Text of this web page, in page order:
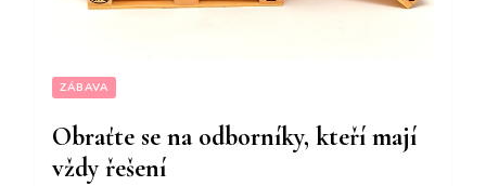
ZÁBAVA
Obraťte se na odborníky, kteří mají
vždy řešení